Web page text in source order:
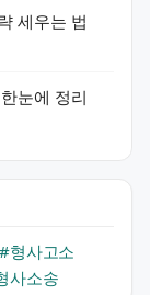
세우는 법
눈에 정리
#형사고소
사소송